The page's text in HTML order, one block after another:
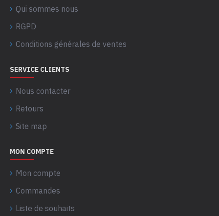
Qui sommes nous
RGPD
Conditions générales de ventes
SERVICE CLIENTS
Nous contacter
Retours
Site map
MON COMPTE
Mon compte
Commandes
Liste de souhaits